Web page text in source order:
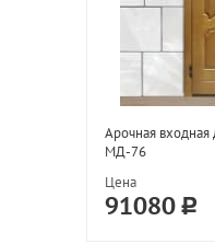
Арочная входная
МД-76
Цена
91080